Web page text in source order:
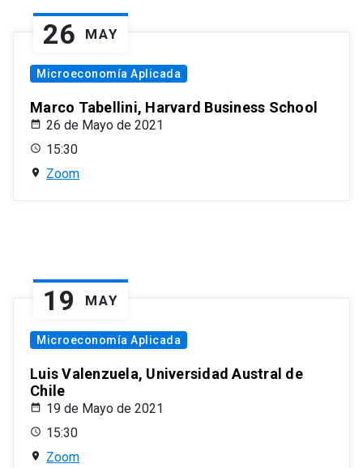
26 MAY
Microeconomía Aplicada
Marco Tabellini, Harvard Business School
26 de Mayo de 2021
15:30
Zoom
19 MAY
Microeconomía Aplicada
Luis Valenzuela, Universidad Austral de
Chile
19 de Mayo de 2021
15:30
Zoom